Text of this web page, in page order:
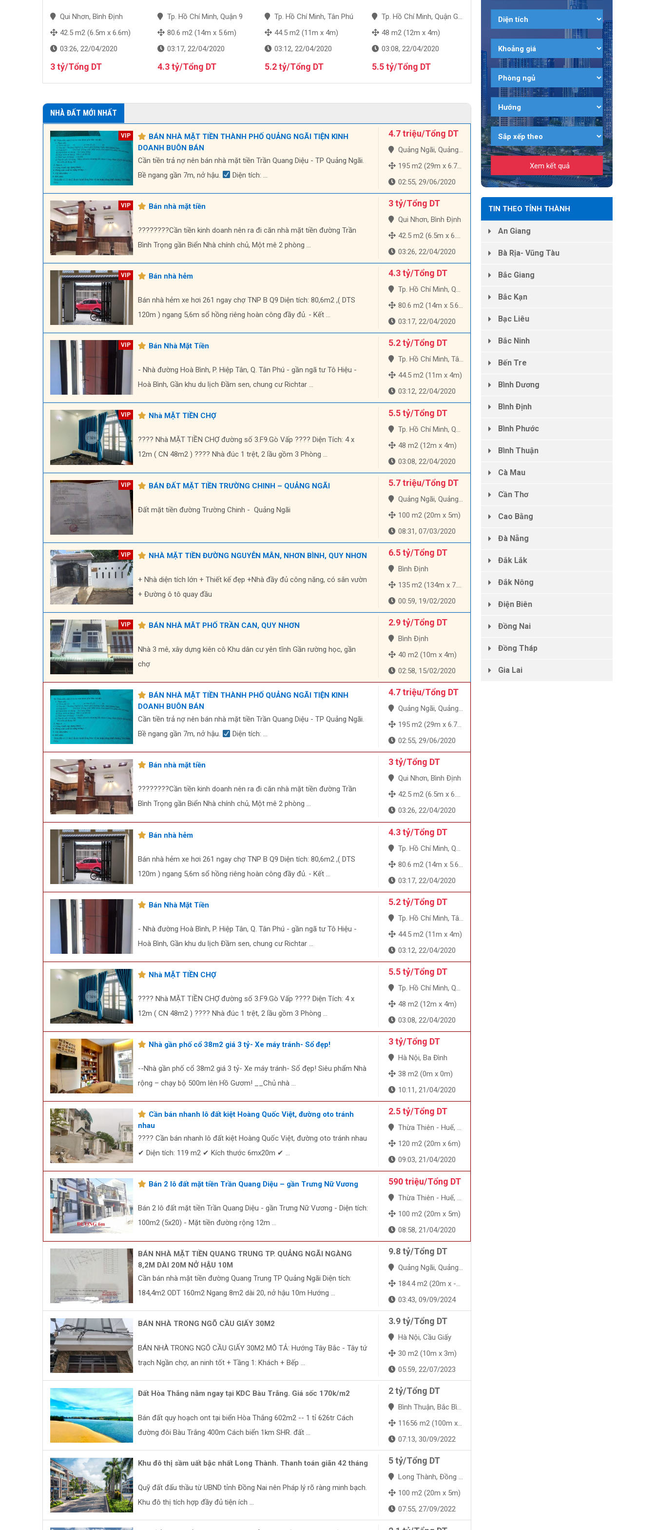
TIN THEO TỈNH THÀNH
An Giang
Bà Rịa- Vũng Tàu
Bắc Giang
Bắc Kạn
Bạc Liêu
Bắc Ninh
Bến Tre
Bình Dương
Bình Định
Bình Phước
Bình Thuận
Cà Mau
Cần Thơ
Cao Bằng
Đà Nẵng
Đắk Lắk
Đắk Nông
Điện Biên
Đồng Nai
Đồng Tháp
Gia Lai
3 tỷ/Tổng DT
Qui Nhơn, Bình Định
42.5 m2 (6.5m x 6.6m)
03:26, 22/04/2020
4.3 tỷ/Tổng DT
Tp. Hồ Chí Minh, Quận 9
80.6 m2 (14m x 5.6m)
03:17, 22/04/2020
5.2 tỷ/Tổng DT
Tp. Hồ Chí Minh, Tân Phú
44.5 m2 (11m x 4m)
03:12, 22/04/2020
5.5 tỷ/Tổng DT
Tp. Hồ Chí Minh, Quận Gò Vấp
48 m2 (12m x 4m)
03:08, 22/04/2020
5.7 triệu/Tổng DT
Quảng Ngãi, Quảng Ngãi
08:31, 07/03/2020
6.5 tỷ/Tổng DT
Bình Định
135 m2 (134m x
00:59, 19/02/2020
NHÀ ĐẤT MỚI NHẤT
BÁN NHÀ MẶT TIỀN THÀNH PHỐ QUẢNG NGÃI TIỆN KINH
DOANH BUÔN BÁN
Cần tiền trả nợ nên bán nhà mặt tiền Trần Quang Diệu - TP Quảng Ngãi.
Bề ngang gần 7m, nở hậu.
Diện tích: ...
4.7 triệu/Tổng DT
Quảng Ngãi, Quảng Ngãi
195 m2 (29m x 6.7m)
02:55, 29/06/2020
Bán nhà mặt tiền
????????Cần tiền kinh doanh nên ra đi căn nhà mặt tiền đường Trần
Bình Trọng gần Biển Nhà chính chủ, Một mê 2 phòng ...
3 tỷ/Tổng DT
Qui Nhơn, Bình Định
42.5 m2 (6.5m x 6.6m)
03:26, 22/04/2020
Bán nhà hẻm
Bán nhà hẻm xe hơi 261 ngay chợ TNP B Q9 Diện tích: 80,6m2 ,( DTS
120m ) ngang 5,6m sổ hồng riêng hoàn công đầy đủ. - Kết ...
4.3 tỷ/Tổng DT
Tp. Hồ Chí Minh, Quận 9
80.6 m2 (14m x 5.6m)
03:17, 22/04/2020
Bán Nhà Mặt Tiền
- Nhà đường Hoà Bình, P. Hiệp Tân, Q. Tân Phú - gần ngã tư Tô Hiệu -
Hoà Bình, Gần khu du lịch Đầm sen, chung cư Richtar ...
5.2 tỷ/Tổng DT
Tp. Hồ Chí Minh, Tân Phú
44.5 m2 (11m x 4m)
03:12, 22/04/2020
Nhà MẶT TIỀN CHỢ
???? Nhà MẶT TIỀN CHỢ đường số 3.F9.Gò Vấp ???? Diện Tích: 4 x
12m ( CN 48m2 ) ???? Nhà đúc 1 trệt, 2 lầu gồm 3 Phòng ...
5.5 tỷ/Tổng DT
Tp. Hồ Chí Minh, Quận Gò Vấp
48 m2 (12m x 4m)
03:08, 22/04/2020
BÁN ĐẤT MẶT TIỀN TRƯỜNG CHINH – QUẢNG NGÃI
Đất mặt tiền đường Trường Chinh - Quảng Ngãi
5.7 triệu/Tổng DT
Quảng Ngãi, Quảng Ngãi
100 m2 (20m x 5m)
08:31, 07/03/2020
NHÀ MẶT TIỀN ĐƯỜNG NGUYỄN MÂN, NHƠN BÌNH, QUY NHƠN
+ Nhà diện tích lớn + Thiết kế đẹp +Nhà đầy đủ công năng, có sân vườn
+ Đường ô tô quay đầu
6.5 tỷ/Tổng DT
Bình Định
135 m2 (134m x 7.9m)
00:59, 19/02/2020
BÁN NHÀ MĂT PHỐ TRẦN CAN, QUY NHƠN
Nhà 3 mê, xây dựng kiên cô Khu dân cư yên tĩnh Gần rường học, gần
chợ
2.9 tỷ/Tổng DT
Bình Định
40 m2 (10m x 4m)
02:58, 15/02/2020
BÁN NHÀ MẶT TIỀN THÀNH PHỐ QUẢNG NGÃI TIỆN KINH
DOANH BUÔN BÁN
Cần tiền trả nợ nên bán nhà mặt tiền Trần Quang Diệu - TP Quảng Ngãi.
Bề ngang gần 7m, nở hậu.
Diện tích: ...
4.7 triệu/Tổng DT
Quảng Ngãi, Quảng Ngãi
195 m2 (29m x 6.7m)
02:55, 29/06/2020
Bán nhà mặt tiền
????????Cần tiền kinh doanh nên ra đi căn nhà mặt tiền đường Trần
Bình Trọng gần Biển Nhà chính chủ, Một mê 2 phòng ...
3 tỷ/Tổng DT
Qui Nhơn, Bình Định
42.5 m2 (6.5m x 6.6m)
03:26, 22/04/2020
Bán nhà hẻm
Bán nhà hẻm xe hơi 261 ngay chợ TNP B Q9 Diện tích: 80,6m2 ,( DTS
120m ) ngang 5,6m sổ hồng riêng hoàn công đầy đủ. - Kết ...
4.3 tỷ/Tổng DT
Tp. Hồ Chí Minh, Quận 9
80.6 m2 (14m x 5.6m)
03:17, 22/04/2020
Bán Nhà Mặt Tiền
- Nhà đường Hoà Bình, P. Hiệp Tân, Q. Tân Phú - gần ngã tư Tô Hiệu -
Hoà Bình, Gần khu du lịch Đầm sen, chung cư Richtar ...
5.2 tỷ/Tổng DT
Tp. Hồ Chí Minh, Tân Phú
44.5 m2 (11m x 4m)
03:12, 22/04/2020
Nhà MẶT TIỀN CHỢ
???? Nhà MẶT TIỀN CHỢ đường số 3.F9.Gò Vấp ???? Diện Tích: 4 x
12m ( CN 48m2 ) ???? Nhà đúc 1 trệt, 2 lầu gồm 3 Phòng ...
5.5 tỷ/Tổng DT
Tp. Hồ Chí Minh, Quận Gò Vấp
48 m2 (12m x 4m)
03:08, 22/04/2020
Nhà gần phố cổ 38m2 giá 3 tỷ- Xe máy tránh- Sổ đẹp!
--Nhà gần phố cổ 38m2 giá 3 tỷ- Xe máy tránh- Sổ đẹp! Siêu phẩm Nhà
rộng – chạy bộ 500m lên Hồ Gươm! __Chủ nhà ...
3 tỷ/Tổng DT
Hà Nội, Ba Đình
38 m2 (0m x 0m)
10:11, 21/04/2020
Cần bán nhanh lô đất kiệt Hoàng Quốc Việt, đường oto tránh
nhau
???? Cần bán nhanh lô đất kiệt Hoàng Quốc Việt, đường oto tránh nhau
✔ Diện tích: 119 m2 ✔ Kích thước 6mx20m ✔ ...
2.5 tỷ/Tổng DT
Thừa Thiên - Huế, Huế
120 m2 (20m x 6m)
09:03, 21/04/2020
Bán 2 lô đất mặt tiền Trần Quang Diệu – gần Trưng Nữ Vương
Bán 2 lô đất mặt tiền Trần Quang Diệu - gần Trưng Nữ Vương - Diện tích:
100m2 (5x20) - Mặt tiền đường rộng 12m ...
590 triệu/Tổng DT
Thừa Thiên - Huế, Huế
100 m2 (20m x 5m)
08:58, 21/04/2020
BÁN NHÀ MẶT TIỀN QUANG TRUNG TP. QUẢNG NGÃI NGÀNG
8,2M DÀI 20M NỞ HẬU 10M
Cần bán nhà mặt tiền đường Quang Trung TP Quảng Ngãi Diện tích:
184,4m2 ODT 160m2 Ngang 8m2 dài 20, nở hậu 10m Hướng ...
9.8 tỷ/Tổng DT
Quảng Ngãi, Quảng Ngãi
184.4 m2 (20m x -8.2m)
03:43, 09/09/2024
BÁN NHÀ TRONG NGÕ CẦU GIẤY 30M2
BÁN NHÀ TRONG NGÕ CẦU GIẤY 30M2 MÔ TẢ: Hướng Tây Bắc - Tây tứ
trạch Ngần chợ, an ninh tốt + Tầng 1: Khách + Bếp ...
3.9 tỷ/Tổng DT
Hà Nội, Cầu Giấy
30 m2 (10m x 3m)
05:59, 22/07/2023
Đất Hòa Thắng nằm ngay tại KDC Bàu Trắng. Giá sốc 170k/m2
Bán đất quy hoạch ont tại biển Hòa Thắng 602m2 -- 1 tỉ 626tr Cách
đường đôi Bàu Trắng 400m Cách biển 1km SHR. đất ...
2 tỷ/Tổng DT
Bình Thuận, Bắc Bình
11656 m2 (100m x 116m)
07:13, 30/09/2022
Khu đô thị sầm uất bậc nhất Long Thành. Thanh toán giãn 42 tháng
Quỹ đất đấu thầu từ UBND tỉnh Đồng Nai nên Pháp lý rõ ràng minh bạch.
Khu đô thị tích hợp đầy đủ tiện ích ...
5 tỷ/Tổng DT
Long Thành, Đồng Nai
100 m2 (20m x 5m)
07:55, 27/09/2022